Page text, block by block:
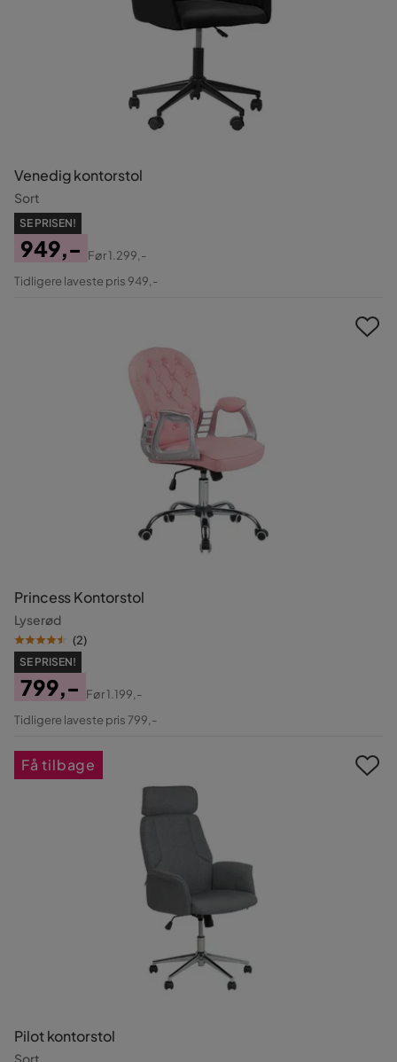
Venedig kontorstol
Sort
SE PRISEN!
Pris
949,-
Original
Før1.299,-
Tidligere laveste pris 949,-
Princess Kontorstol
Lyserød
(2)
SE PRISEN!
Pris
799,-
Original
Før1.199,-
Tidligere laveste pris 799,-
Pilot kontorstol
Sort
Få tilbage